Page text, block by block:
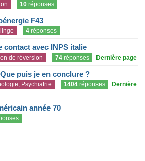
10 réponses
F43
4 réponses
contact avec INPS italie
de réversion 74 réponses Dernière page
puis je en conclure ?
Psychiatrie 1404 réponses
Dernière
année 70